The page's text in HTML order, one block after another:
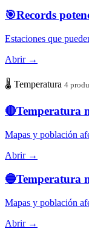
🎯Records
Estaciones que
Abrir →
🌡️ Temperatura 4
🔴Temperatura
Mapas y población
Abrir →
🔵Temperatura
Mapas y población
Abrir →